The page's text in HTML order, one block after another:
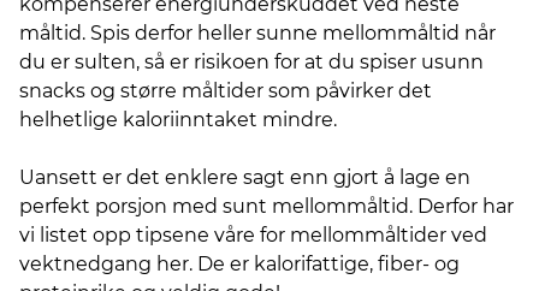
måltid. Spis derfor heller sunne mellommåltid når
du er sulten, så er risikoen for at du spiser usunn
snacks og større måltider som påvirker det
helhetlige kaloriinntaket mindre.
Uansett er det enklere sagt enn gjort å lage en
perfekt porsjon med sunt mellommåltid. Derfor har
vi listet opp tipsene våre for mellommåltider ved
vektnedgang her. De er kalorifattige, fiber- og